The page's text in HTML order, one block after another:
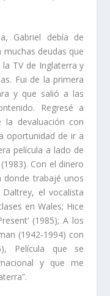
Gabriel debía de
deudas que
TV de Inglaterra y
Fui de la primera
y que salió a las
Regresé a
devaluación con
oportunidad de ir a
película a lado de
Con el dinero
donde trabajé unos
el vocalista
en Wales; Hice
(1985); A los
(1942-1994) con
Película que se
y que me